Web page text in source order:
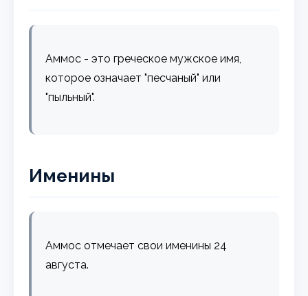
Аммос - это греческое мужское имя,
которое означает "песчаный" или
"пыльный".
Именины
Аммос отмечает свои именины 24
августа.